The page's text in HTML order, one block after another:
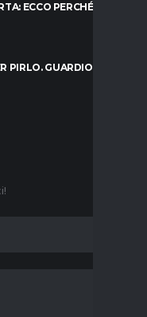
ECCO PERCHÉ
PIRLO. GUARDIOLA,